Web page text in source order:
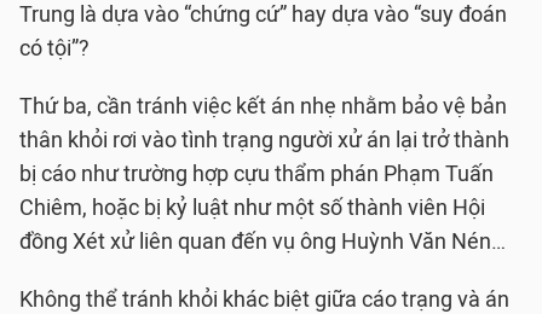
Trung là dựa vào “chứng cứ” hay dựa vào “suy đoán
có tội”?
Thứ ba, cần tránh việc kết án nhẹ nhằm bảo vệ bản
thân khỏi rơi vào tình trạng người xử án lại trở thành
bị cáo như trường hợp cựu thẩm phán Phạm Tuấn
Chiêm, hoặc bị kỷ luật như một số thành viên Hội
đồng Xét xử liên quan đến vụ ông Huỳnh Văn Nén…
Không thể tránh khỏi khác biệt giữa cáo trạng và án